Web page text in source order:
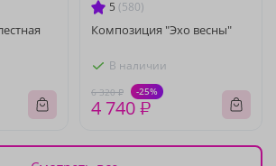
5 (580)
Композиция "Эхо весны"
В наличии
6 320 ₽ -25%
4 740 ₽